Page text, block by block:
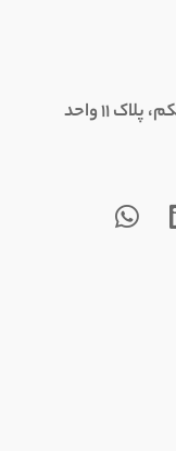
تهران، خیابان گاندی، کوچه یکم، پلاک ۱۱ واحد